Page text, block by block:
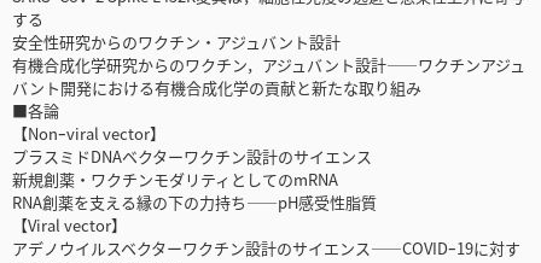
する
安全性研究からのワクチン・アジュバント設計
有機合成化学研究からのワクチン，アジュバント設計――ワクチンアジュ
バント開発における有機合成化学の貢献と新たな取り組み
■各論
【Nonｰviral vector】
プラスミドDNAベクターワクチン設計のサイエンス
新規創薬・ワクチンモダリティとしてのmRNA
RNA創薬を支える縁の下の力持ち――pH感受性脂質
【Viral vector】
アデノウイルスベクターワクチン設計のサイエンス――COVIDｰ19に対す